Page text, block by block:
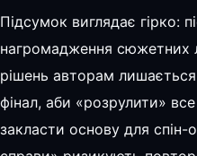
Підсумок виглядає гірко:
нагромадження сюжетних
рішень авторам
фінал, аби «розрулити»
закласти основу для